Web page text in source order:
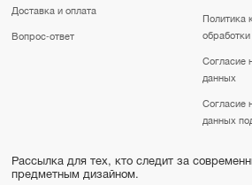
Доставка и оплата
Вопрос-ответ
Политика
Согласие
данных
Согласие
данных
Рассылка для тех, кто следит за
предметным дизайном.